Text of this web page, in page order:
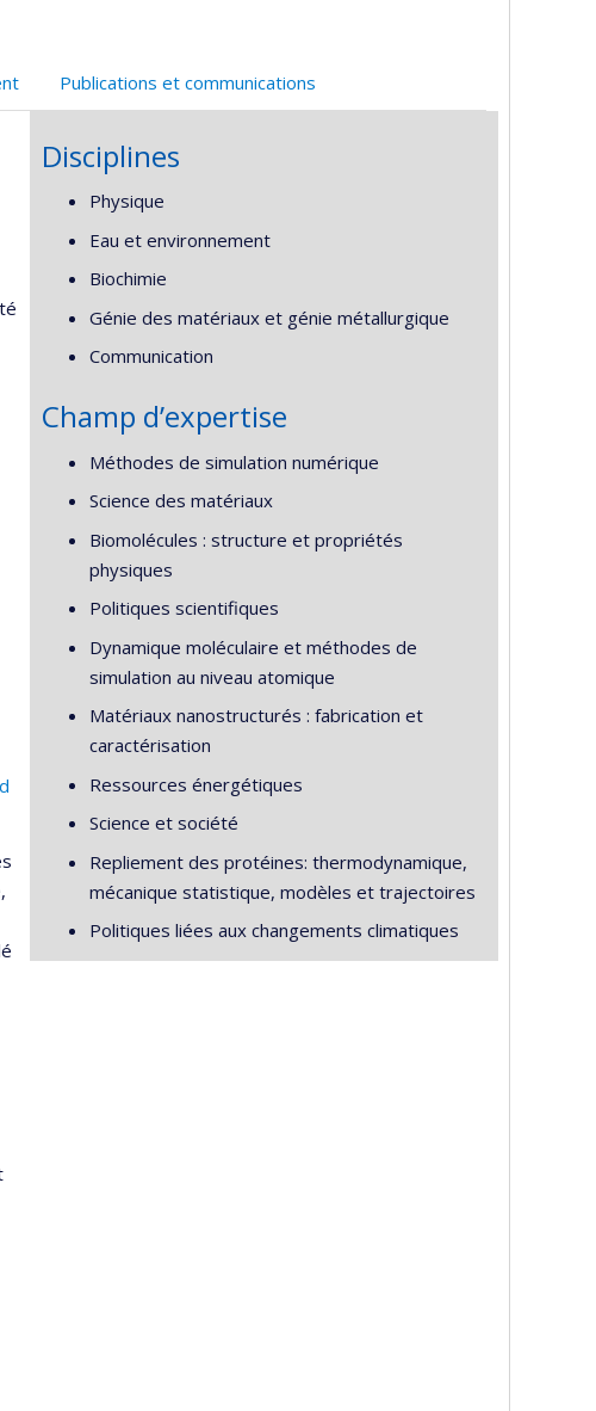
Publications et communications
Disciplines
Physique
Eau et environnement
Biochimie
Génie des matériaux et génie métallurgique
Communication
Champ d’expertise
Méthodes de simulation numérique
Science des matériaux
Biomolécules : structure et propriétés
physiques
Politiques scientifiques
Dynamique moléculaire et méthodes de
simulation au niveau atomique
Matériaux nanostructurés : fabrication et
caractérisation
Ressources énergétiques
Science et société
Repliement des protéines: thermodynamique,
mécanique statistique, modèles et trajectoires
Politiques liées aux changements climatiques